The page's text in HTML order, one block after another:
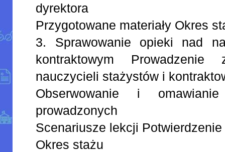
dyrektora
Przygotowane materiały Okres
3. Sprawowanie opieki nad
kontraktowym
nauczycieli stażystów i
Obserwowanie i
prowadzonych
Scenariusze lekcji Potwierdzenie
Okres stażu